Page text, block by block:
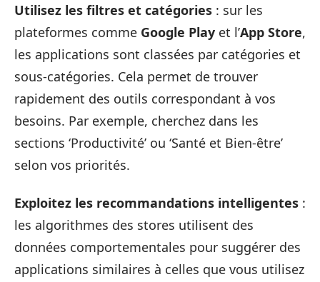
Utilisez les filtres et catégories : sur les
plateformes comme Google Play et l’App Store,
les applications sont classées par catégories et
sous-catégories. Cela permet de trouver
rapidement des outils correspondant à vos
besoins. Par exemple, cherchez dans les
sections ‘Productivité’ ou ‘Santé et Bien-être’
selon vos priorités.
Exploitez les recommandations intelligentes :
les algorithmes des stores utilisent des
données comportementales pour suggérer des
applications similaires à celles que vous utilisez